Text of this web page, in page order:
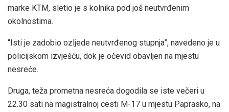
marke KTM, sletio je s kolnika pod još neutvrđenim
okolnostima.
“Isti je zadobio ozljede neutvrđenog stupnja”, navedeno je u
policijskom izvješću, dok je očevid obavljen na mjestu
nesreće.
Druga, teža prometna nesreća dogodila se iste večeri u
22.30 sati na magistralnoj cesti M-17 u mjestu Paprasko, na